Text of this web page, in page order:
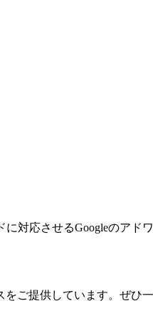
対応させるGoogleのアド
ご提供しています。ぜひ